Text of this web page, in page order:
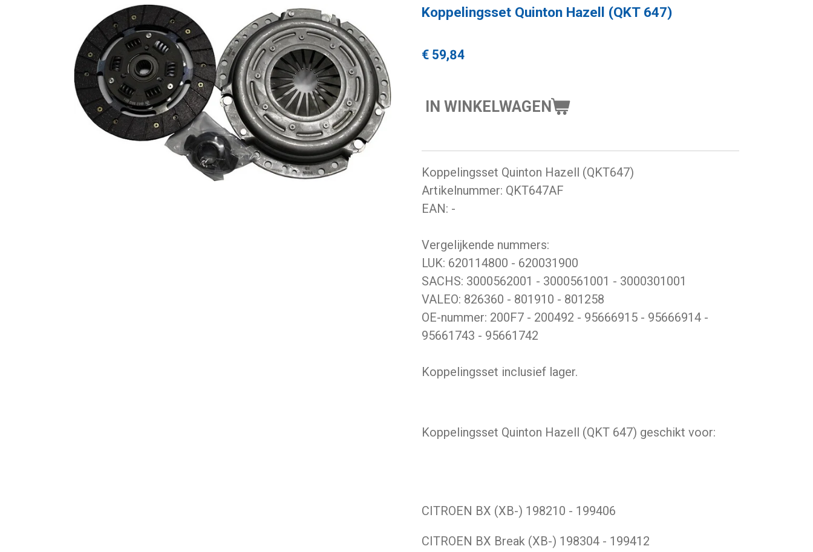
Koppelingsset Quinton Hazell (QKT 647)
€ 59,84
IN WINKELWAGEN
Koppelingsset Quinton Hazell (QKT647)
Artikelnummer: QKT647AF
EAN: -
Vergelijkende nummers:
LUK: 620114800 - 620031900
SACHS: 3000562001 - 3000561001 - 3000301001
VALEO: 826360 - 801910 - 801258
OE-nummer: 200F7 - 200492 - 95666915 - 95666914 -
95661743 - 95661742
Koppelingsset inclusief lager.
Koppelingsset Quinton Hazell (QKT 647) geschikt voor:
CITROEN BX (XB-) 198210 - 199406
CITROEN BX Break (XB-) 198304 - 199412